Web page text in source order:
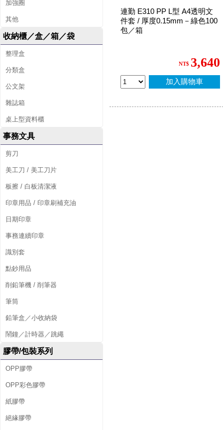
加強圈
其他
收納櫃／盒／箱／袋
整理盒
分類盒
公文架
雜誌箱
桌上型資料櫃
事務文具
剪刀
美工刀 / 美工刀片
板擦 / 白板清潔液
印章用品 / 印章刷補充油
日期印章
事務連續印章
識別套
點鈔用品
削鉛筆機 / 削筆器
筆筒
鉛筆盒／小收納袋
鬧鐘／計時器／跳繩
膠帶/包裝系列
OPP膠帶
OPP彩色膠帶
紙膠帶
絕緣膠帶
連勤 E310 PP L型 A4透明文
件套 / 厚度0.15mm－綠色100
包／箱
NT$ 3,640
加入購物車